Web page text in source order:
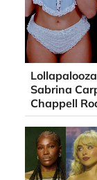
Sabrina
Chappell